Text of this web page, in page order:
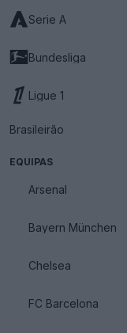
Serie A
Bundesliga
Ligue 1
Brasileirão
EQUIPAS
Arsenal
Bayern München
Chelsea
FC Barcelona